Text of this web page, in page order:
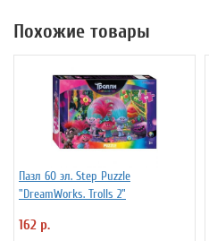
Похожие товары
Пазл 60 эл. Step Puzzle
"DreamWorks. Trolls 2"
162 р.